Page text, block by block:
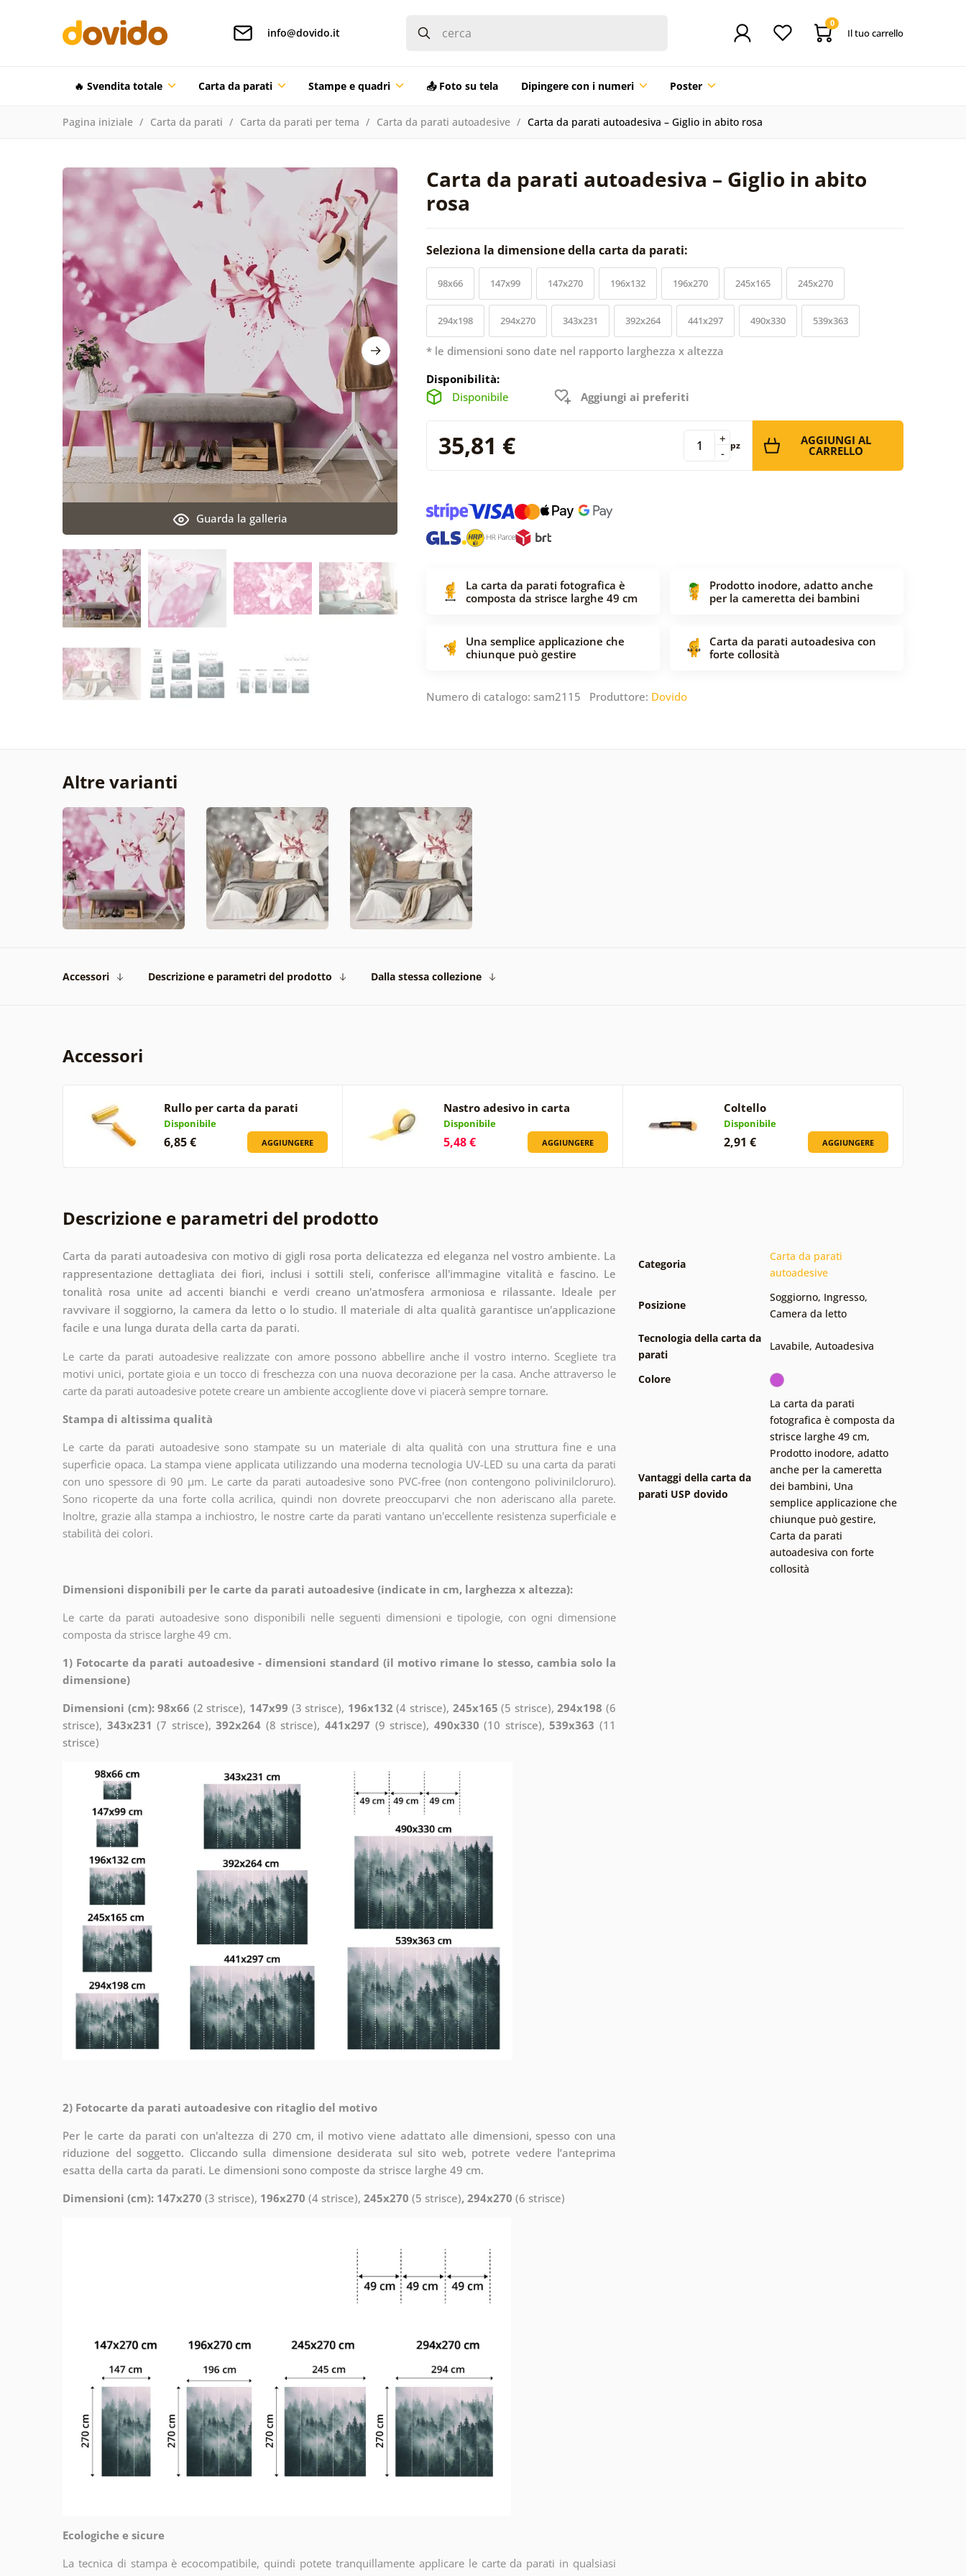
info@dovido.it
0
Il tuo carrello
🔥 Svendita totale Carta da parati Stampe e quadri 📤 Foto su tela Dipingere con i numeri Poster
Pagina iniziale Carta da parati Carta da parati per tema Carta da parati autoadesive Carta da parati autoadesiva – Giglio in abito rosa
Carta da parati autoadesiva – Giglio in abito
rosa
Guarda la galleria
Seleziona la dimensione della carta da parati:
98x66 147x99 147x270 196x132 196x270 245x165 245x270
294x198 294x270 343x231 392x264 441x297 490x330 539x363
* le dimensioni sono date nel rapporto larghezza x altezza
Disponibilità:
Disponibile
Aggiungi ai preferiti
35,81 € -
+ pz AGGIUNGI AL
CARRELLO
La carta da parati fotografica è
composta da strisce larghe 49 cm
Prodotto inodore, adatto anche
per la cameretta dei bambini
Una semplice applicazione che
chiunque può gestire
Carta da parati autoadesiva con
forte collosità
Numero di catalogo: sam2115 Produttore: Dovido
Altre varianti
Accessori Descrizione e parametri del prodotto Dalla stessa collezione
Accessori
Rullo per carta da parati
Disponibile
6,85 € AGGIUNGERE
Nastro adesivo in carta
Disponibile
5,48 € AGGIUNGERE
Coltello
Disponibile
2,91 € AGGIUNGERE
Descrizione e parametri del prodotto
Carta da parati autoadesiva con motivo di gigli rosa porta delicatezza ed eleganza nel vostro ambiente. La
rappresentazione dettagliata dei fiori, inclusi i sottili steli, conferisce all'immagine vitalità e fascino. Le
tonalità rosa unite ad accenti bianchi e verdi creano un'atmosfera armoniosa e rilassante. Ideale per
ravvivare il soggiorno, la camera da letto o lo studio. Il materiale di alta qualità garantisce un'applicazione
facile e una lunga durata della carta da parati.
Le carte da parati autoadesive realizzate con amore possono abbellire anche il vostro interno. Scegliete tra
motivi unici, portate gioia e un tocco di freschezza con una nuova decorazione per la casa. Anche attraverso le
carte da parati autoadesive potete creare un ambiente accogliente dove vi piacerà sempre tornare.
Stampa di altissima qualità
Le carte da parati autoadesive sono stampate su un materiale di alta qualità con una struttura fine e una
superficie opaca. La stampa viene applicata utilizzando una moderna tecnologia UV-LED su una carta da parati
con uno spessore di 90 µm. Le carte da parati autoadesive sono PVC-free (non contengono polivinilcloruro).
Sono ricoperte da una forte colla acrilica, quindi non dovrete preoccuparvi che non aderiscano alla parete.
Inoltre, grazie alla stampa a inchiostro, le nostre carte da parati vantano un'eccellente resistenza superficiale e
stabilità dei colori.
Dimensioni disponibili per le carte da parati autoadesive (indicate in cm, larghezza x altezza):
Le carte da parati autoadesive sono disponibili nelle seguenti dimensioni e tipologie, con ogni dimensione
composta da strisce larghe 49 cm.
1) Fotocarte da parati autoadesive - dimensioni standard (il motivo rimane lo stesso, cambia solo la
dimensione)
Dimensioni (cm): 98x66 (2 strisce), 147x99 (3 strisce), 196x132 (4 strisce), 245x165 (5 strisce),294x198 (6
strisce), 343x231 (7 strisce),392x264 (8 strisce),441x297 (9 strisce), 490x330 (10 strisce),539x363 (11
strisce)
2) Fotocarte da parati autoadesive con ritaglio del motivo
Per le carte da parati con un'altezza di 270 cm, il motivo viene adattato alle dimensioni, spesso con una
riduzione del soggetto. Cliccando sulla dimensione desiderata sul sito web, potrete vedere l’anteprima
esatta della carta da parati. Le dimensioni sono composte da strisce larghe 49 cm.
Dimensioni (cm): 147x270 (3 strisce), 196x270 (4 strisce), 245x270 (5 strisce), 294x270 (6 strisce)
Ecologiche e sicure
La tecnica di stampa è ecocompatibile, quindi potete tranquillamente applicare le carte da parati in qualsiasi
Categoria
Carta da parati
autoadesive
Posizione
Soggiorno, Ingresso,
Camera da letto
Tecnologia della carta da
parati
Lavabile, Autoadesiva
Colore
Vantaggi della carta da
parati USP dovido
La carta da parati
fotografica è composta da
strisce larghe 49 cm,
Prodotto inodore, adatto
anche per la cameretta
dei bambini, Una
semplice applicazione che
chiunque può gestire,
Carta da parati
autoadesiva con forte
collosità